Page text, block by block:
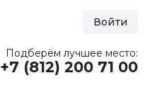
Войти
Подберём лучшее место:
+7 (812) 200 71 00